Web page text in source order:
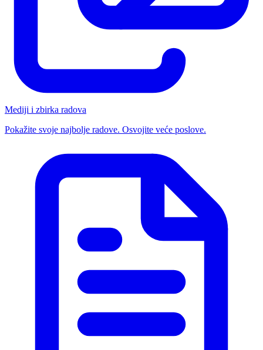
Mediji i zbirka radova
Pokažite svoje najbolje radove. Osvojite veće poslove.